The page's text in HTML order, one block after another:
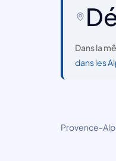
Dans la
dans les
Provence-